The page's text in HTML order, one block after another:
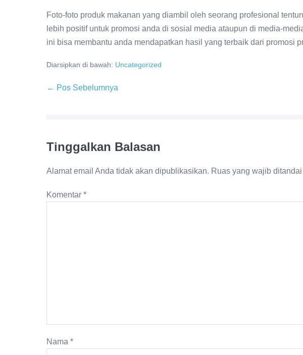
Foto-foto produk makanan yang diambil oleh seorang profesional
lebih positif untuk promosi anda di sosial media ataupun di media-
ini bisa membantu anda mendapatkan hasil yang terbaik dari promosi
Diarsipkan di bawah: Uncategorized
Navigasi
← Pos Sebelumnya
Tinggalkan Balasan
Alamat email Anda tidak akan dipublikasikan. Ruas yang wajib ditandai
Komentar *
Nama *